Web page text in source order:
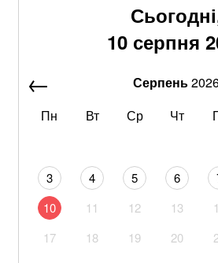
Співаків і телеведучих хочуть
Кабміні з'явилася петиція
Абітурієнт заявив, що йому
Богиня. Дружина Нещерета
Рф завдала комбінованого
по Одесі: що відомо про наслідки
Втратили пенсійне
10 серпня
Серпень
Пн
Вт Ср Чт
3
4 5 6
10
11 12 13
17
18 19 20